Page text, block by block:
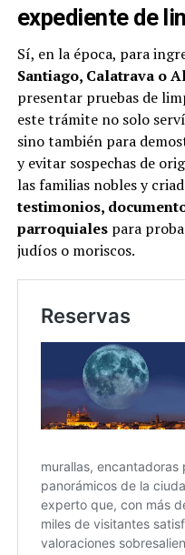
expediente de
Sí, en la época, para
Santiago, Calatrava o
presentar pruebas de
este trámite no solo
sino también para
y evitar sospechas de
las familias nobles y
testimonios,
parroquialespara
judíos o moriscos.